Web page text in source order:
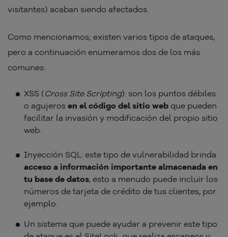
visitantes) acaban siendo afectados.
Como mencionamos; existen varios tipos de ataques,
pero a continuación enumeramos dos de los más
comunes:
XSS (Cross Site Scripting): son los puntos débiles
o agujeros en el código del sitio web que pueden
facilitar la invasión y modificación del propio sitio
web.
Inyección SQL: este tipo de vulnerabilidad brinda
acceso a información importante almacenada en
tu base de datos, esto a menudo puede incluir los
números de tarjeta de crédito de tus clientes, por
ejemplo.
Un sistema que puede ayudar a prevenir este tipo